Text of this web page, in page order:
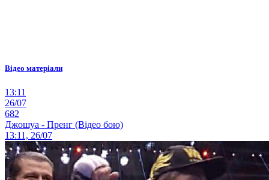
Відео матеріали
13:11
26/07
682
Джошуа - Пренг (Відео бою)
13:11, 26/07